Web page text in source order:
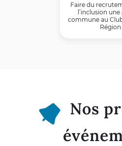
Faire du
l’inclusion
commune au
Région
Nos